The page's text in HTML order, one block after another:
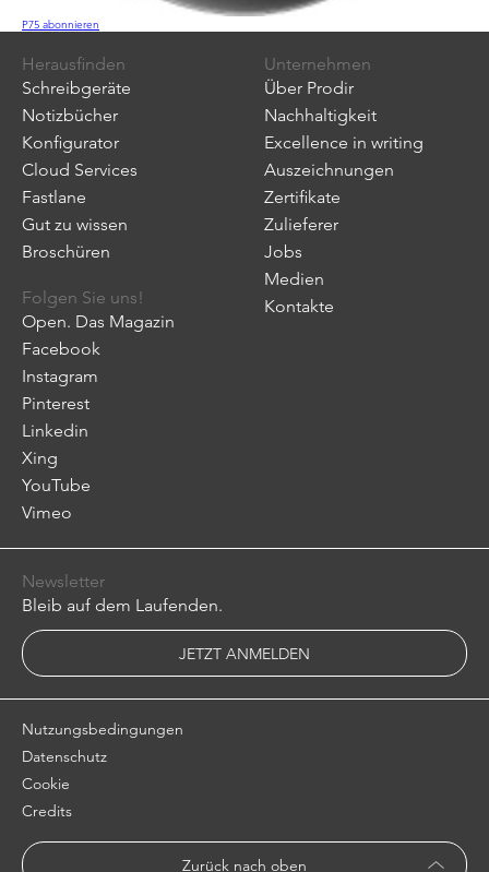
P75 abonnieren
Herausfinden
Schreibgeräte
Notizbücher
Konfigurator
Cloud Services
Fastlane
Gut zu wissen
Broschüren
Unternehmen
Über Prodir
Nachhaltigkeit
Excellence in writing
Auszeichnungen
Zertifikate
Zulieferer
Jobs
Medien
Kontakte
Folgen Sie uns!
Open. Das Magazin
Facebook
Instagram
Pinterest
Linkedin
Xing
YouTube
Vimeo
Newsletter
Bleib auf dem Laufenden.
JETZT ANMELDEN
Zurück nach oben
Nutzungsbedingungen
Datenschutz
Cookie
Credits